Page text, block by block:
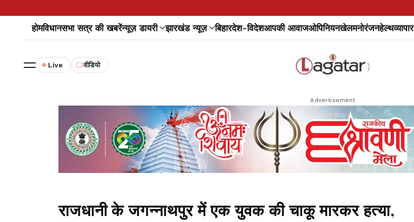
होमविधानसभा सत्र की खबरेंन्यूज़ डायरी झारखंड न्यूज़ बिहारदेश-विदेशआपकी आवाजओपिनियनखेलमनोरंजनहेल्थव्यापार
Live वीडियो
Advertisement
राजधानी के जगन्नाथपुर में एक युवक की चाकू मारकर हत्या,